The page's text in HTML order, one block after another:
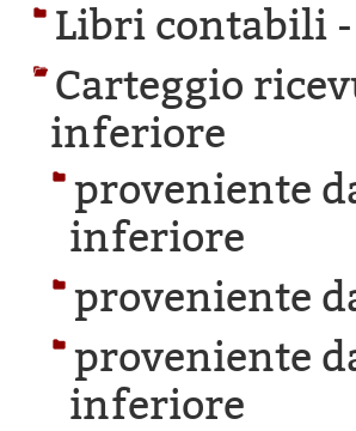
Libri contabili -
Carteggio
inferiore
proveniente
inferiore
proveniente
proveniente
inferiore